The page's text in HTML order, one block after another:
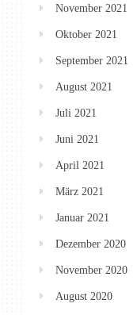
November 2021
Oktober 2021
September 2021
August 2021
Juli 2021
Juni 2021
April 2021
März 2021
Januar 2021
Dezember 2020
November 2020
August 2020